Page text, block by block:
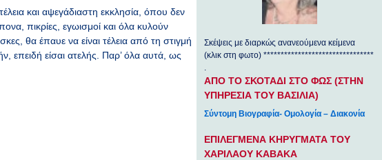
και αψεγάδιαστη εκκλησία, όπου δεν
πικρίες, εγωισμοί και όλα κυλούν
θα έπαυε να είναι τέλεια από τη στιγμή
επειδή είσαι ατελής. Παρ’ όλα αυτά, ως
Σκέψεις με διαρκώς ανανεούμενα κείμενα
(κλικ στη φωτο) ********************************
.
ΑΠΟ ΤΟ ΣΚΟΤΑΔΙ ΣΤΟ ΦΩΣ (ΣΤΗΝ
ΥΠΗΡΕΣΙΑ ΤΟΥ ΒΑΣΙΛΙΑ)
Σύντομη Βιογραφία- Ομολογία – Διακονία
ΕΠΙΛΕΓΜΕΝΑ ΚΗΡΥΓΜΑΤΑ ΤΟΥ
ΧΑΡΙΛΑΟΥ ΚΑΒΑΚΑ